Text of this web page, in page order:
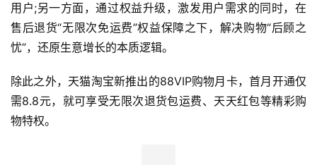
用户;另一方面，通过权益升级，激发用户需求的同时，在
售后退货“无限次免运费”权益保障之下，解决购物“后顾之
忧”，还原生意增长的本质逻辑。
除此之外，天猫淘宝新推出的88VIP购物月卡，首月开通仅
需8.8元，就可享受无限次退货包运费、天天红包等精彩购
物特权。